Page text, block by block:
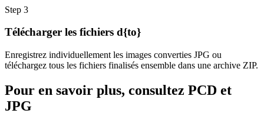
Step 3
Télécharger les fichiers d{to}
Enregistrez individuellement les images converties JPG ou
téléchargez tous les fichiers finalisés ensemble dans une archive ZIP.
Pour en savoir plus, consultez PCD et
JPG